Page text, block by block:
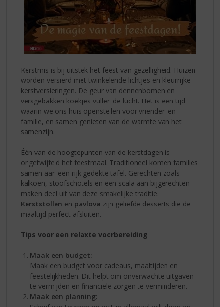
Kerstmis is bij uitstek het feest van gezelligheid. Huizen
worden versierd met twinkelende lichtjes en kleurrijke
kerstversieringen. De geur van dennenbomen en
versgebakken koekjes vullen de lucht. Het is een tijd
waarin we ons huis openstellen voor vrienden en
familie, en samen genieten van de warmte van het
samenzijn.
Één van de hoogtepunten van de kerstdagen is
ongetwijfeld het feestmaal. Traditioneel komen families
samen aan een rijk gedekte tafel. Gerechten zoals
kalkoen, stoofschotels en een scala aan bijgerechten
maken deel uit van deze smakelijke traditie.
Kerststollen en pavlova zijn geliefde desserts die de
maaltijd perfect afsluiten.
Tips voor een relaxte voorbereiding
Maak een budget:
Maak een budget voor cadeaus, maaltijden en
feestelijkheden. Dit helpt om onverwachte uitgaven
te vermijden en financiële zorgen te verminderen.
Maak een planning: